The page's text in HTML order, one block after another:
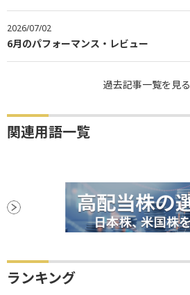
2026/07/02
6月のパフォーマンス・レビュー
過去記事一覧を見る
関連用語一覧
ランキング